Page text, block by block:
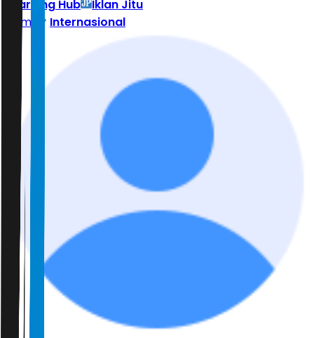
Learning Hub
Iklan Jitu
Home
Internasional